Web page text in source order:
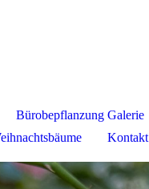
Bürobepflanzung Galerie
Kontakt